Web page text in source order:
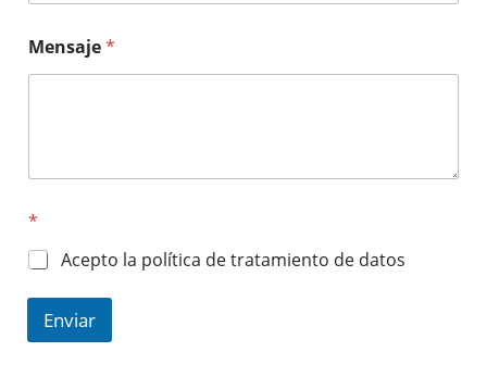
Mensaje*
*
Acepto la política de tratamiento de datos
Enviar